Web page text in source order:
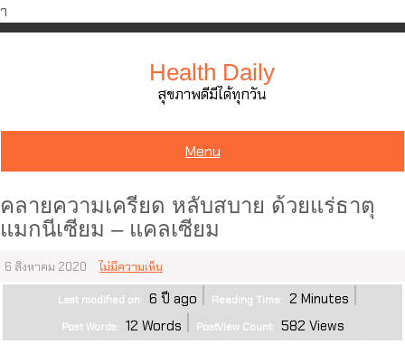
ำ
Skip
Health Daily
สุขภาพดีมีได้ทุกวัน
Menu
คลายความเครียด หลับสบาย ด้วยแร่ธาตุ
แมกนีเซียม – แคลเซียม
6 สิงหาคม 2020 ไม่มีความเห็น
Last modified on: 6 ปี ago Reading Time: 2 Minutes
Post Words: 12 Words PostView Count: 582 Views